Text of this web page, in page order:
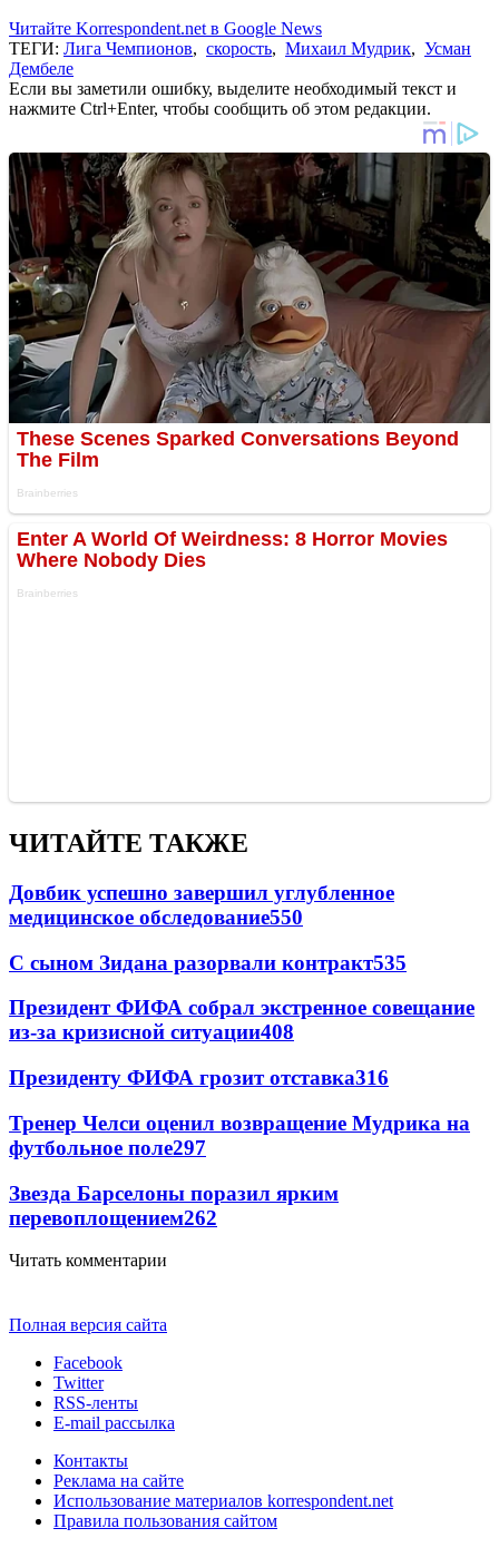
Читайте Korrespondent.net в Google News
ТЕГИ: Лига Чемпионов, скорость, Михаил Мудрик, Усман
Дембеле
Если вы заметили ошибку, выделите необходимый текст и
нажмите Ctrl+Enter, чтобы сообщить об этом редакции.
ЧИТАЙТЕ ТАКЖЕ
Довбик успешно завершил углубленное
медицинское обследование550
С сыном Зидана разорвали контракт535
Президент ФИФА собрал экстренное совещание
из-за кризисной ситуации408
Президенту ФИФА грозит отставка316
Тренер Челси оценил возвращение Мудрика на
футбольное поле297
Звезда Барселоны поразил ярким
перевоплощением262
Читать комментарии
Полная версия сайта
Facebook
Twitter
RSS-ленты
E-mail рассылка
Контакты
Реклама на сайте
Использование материалов korrespondent.net
Правила пользования сайтом